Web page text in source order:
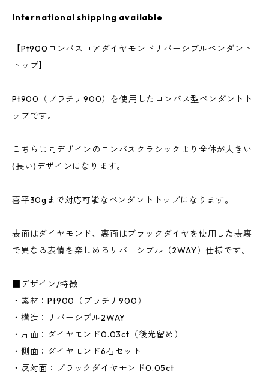
International shipping available
【Pt900ロンバスコアダイヤモンドリバーシブルペンダント
トップ】
Pt900（プラチナ900）を使用したロンバス型ペンダントト
ップです。
こちらは同デザインのロンバスクラシックより全体が大きい
(長い)デザインになります。
喜平30gまで対応可能なペンダントトップになります。
表面はダイヤモンド、裏面はブラックダイヤを使用した表裏
で異なる表情を楽しめるリバーシブル（2WAY）仕様です。
──────────────────
■デザイン/特徴
・素材：Pt900（プラチナ900）
・構造：リバーシブル2WAY
・片面：ダイヤモンド0.03ct（後光留め）
・側面：ダイヤモンド6石セット
・反対面：ブラックダイヤモンド0.05ct